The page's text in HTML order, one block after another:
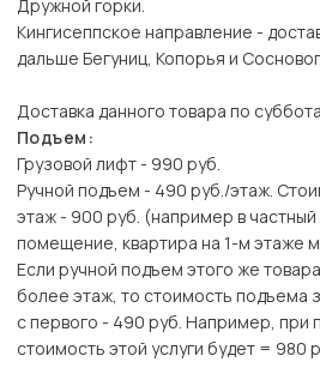
Дружной горки.
Кингисеппское направление -
дальше Бегуниц, Копорья и
Доставка данного товара по
Подъем:
Грузовой лифт - 990 руб.
Ручной подъем - 490 руб./этаж.
этаж - 900 руб. (например в
помещение, квартира на 1-м этаже
Если ручной подъем этого же
более этаж, то стоимость подъема
с первого - 490 руб. Например, при
стоимость этой услуги будет = 980